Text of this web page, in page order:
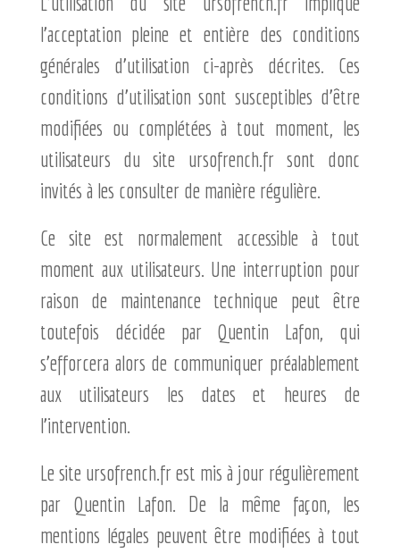
l’acceptation pleine et entière des conditions
générales d’utilisation ci-après décrites. Ces
conditions d’utilisation sont susceptibles d’être
modifiées ou complétées à tout moment, les
utilisateurs du site ursofrench.fr sont donc
invités à les consulter de manière régulière.
Ce site est normalement accessible à tout
moment aux utilisateurs. Une interruption pour
raison de maintenance technique peut être
toutefois décidée par Quentin Lafon, qui
s’efforcera alors de communiquer préalablement
aux utilisateurs les dates et heures de
l’intervention.
Le site ursofrench.fr est mis à jour régulièrement
par Quentin Lafon. De la même façon, les
mentions légales peuvent être modifiées à tout